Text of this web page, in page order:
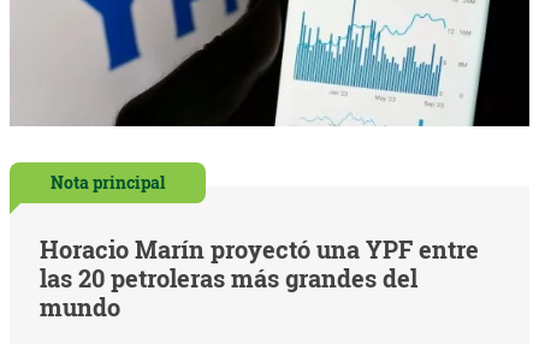
Nota principal
Horacio Marín proyectó una YPF entre
las 20 petroleras más grandes del
mundo